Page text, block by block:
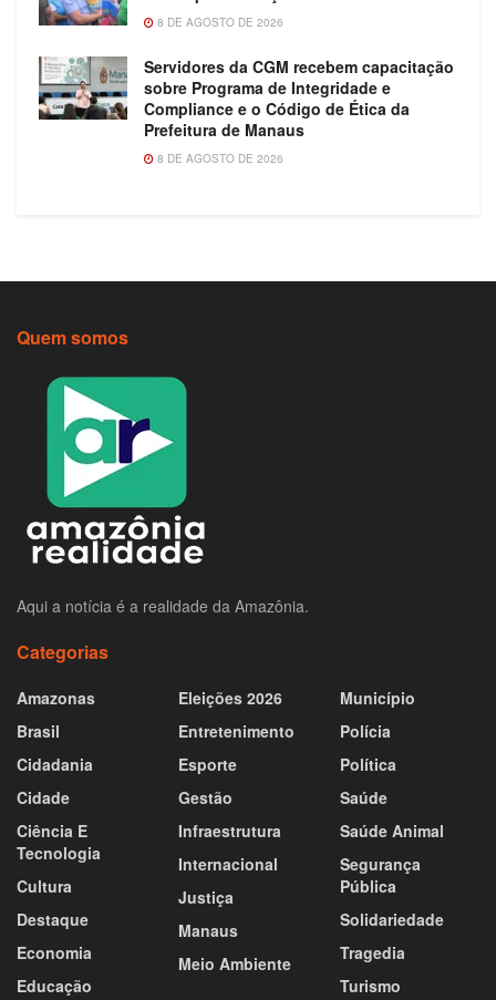
8 DE AGOSTO DE 2026
Servidores da CGM recebem capacitação
sobre Programa de Integridade e
Compliance e o Código de Ética da
Prefeitura de Manaus
8 DE AGOSTO DE 2026
Quem somos
Aqui a notícia é a realidade da Amazônia.
Categorias
Amazonas
Brasil
Cidadania
Cidade
Ciência E
Tecnologia
Cultura
Destaque
Economia
Educação
Eleições 2026
Entretenimento
Esporte
Gestão
Infraestrutura
Internacional
Justiça
Manaus
Meio Ambiente
Município
Polícia
Política
Saúde
Saúde Animal
Segurança
Pública
Solidariedade
Tragedia
Turismo